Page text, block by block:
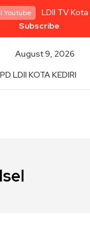
Youtube
LDII TV
Subscribe
August 9, 2026
LDII KOTA KEDIRI